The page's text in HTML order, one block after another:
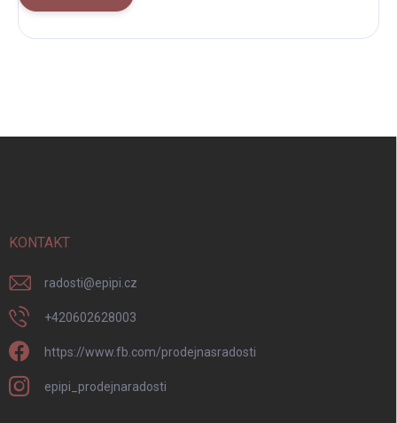
KONTAKT
radosti@epipi.cz
+420602628003
https://www.fb.com/prodejnasradosti
epipi_prodejnaradosti